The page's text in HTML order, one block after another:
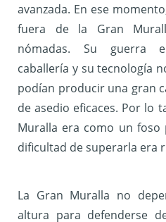
avanzada. En ese
fuera de la Gran
nómadas. Su guerra
caballería y su tecnología
podían producir una gran
de asedio eficaces. Por lo
Muralla era como un foso
dificultad de superarla era
La Gran Muralla no
altura para defenderse